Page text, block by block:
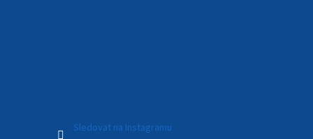
Sledovat na Instagramu